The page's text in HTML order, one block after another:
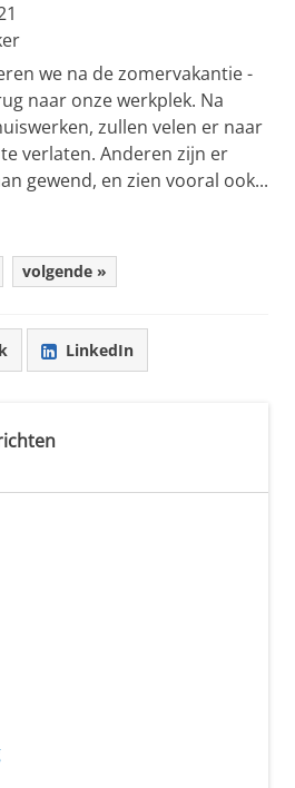
we na de zomervakantie -
naar onze werkplek. Na
zullen velen er naar
verlaten. Anderen zijn er
gewend, en zien vooral ook...
volgende »
LinkedIn